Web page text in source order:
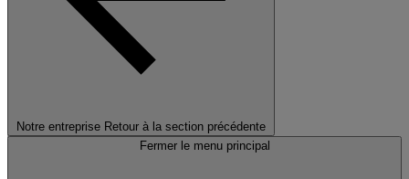
Notre entreprise Retour à la section précédente
Fermer le menu principal